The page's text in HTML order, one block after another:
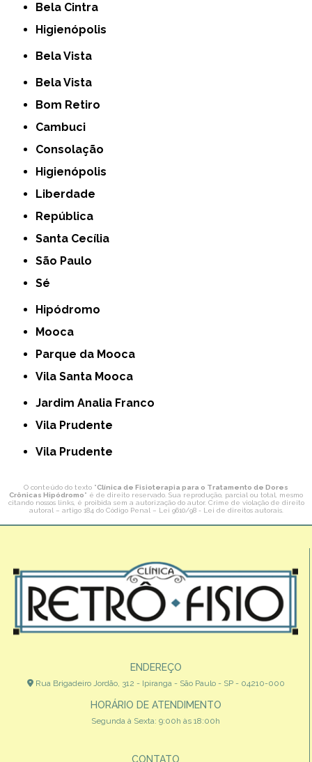
Bela Cintra
Higienópolis
Bela Vista
Bela Vista
Bom Retiro
Cambuci
Consolação
Higienópolis
Liberdade
República
Santa Cecília
São Paulo
Sé
Hipódromo
Mooca
Parque da Mooca
Vila Santa Mooca
Jardim Analia Franco
Vila Prudente
Vila Prudente
O conteúdo do texto "Clínica de Fisioterapia para o Tratamento de Dores
Crônicas Hipódromo" é de direito reservado. Sua reprodução, parcial ou total, mesmo
citando nossos links, é proibida sem a autorização do autor. Crime de violação de direito
autoral – artigo 184 do Código Penal – Lei 9610/98 - Lei de direitos autorais.
ENDEREÇO
Rua Brigadeiro Jordão, 312 - Ipiranga - São Paulo - SP - 04210-000
HORÁRIO DE ATENDIMENTO
Segunda à Sexta: 9:00h às 18:00h
CONTATO